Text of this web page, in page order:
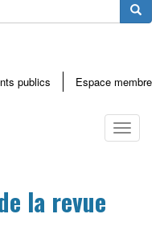
Espace membre
publics
Toggle
la revue